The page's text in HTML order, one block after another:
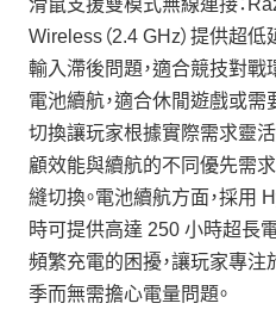
滑鼠支援雙模式無線連接：
Wireless（2.4 GHz）提供超
輸入滯後問題，適合競技對戰
電池續航，適合休閒遊戲或需
切換讓玩家根據實際需求靈
顧效能與續航的不同優先需
縫切換。電池續航方面，採用
時可提供高達 250 小時超長
頻繁充電的困擾，讓玩家專
季而無需擔心電量問題。